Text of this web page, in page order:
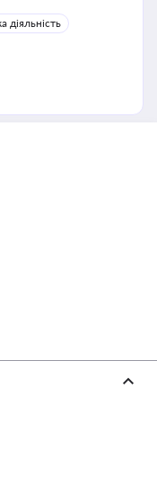
діяльність